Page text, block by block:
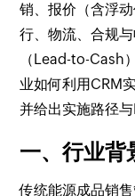
销、报价（含浮
行、物流、合规
（Lead-to-Cash
业如何利用CRM
并给出实施路径与
一、行业背
传统能源成品销